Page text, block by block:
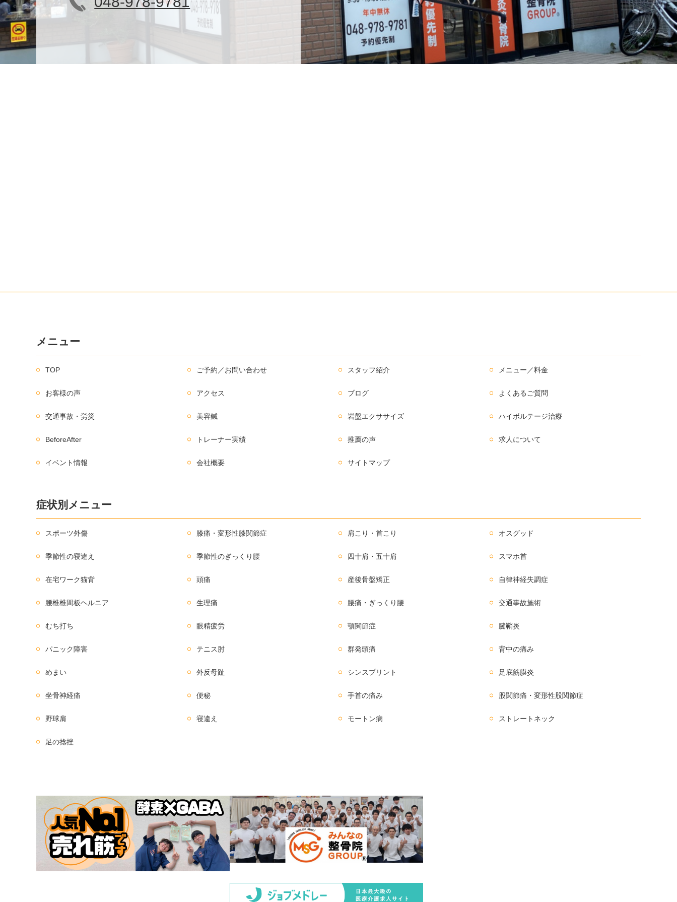
メニュー
TOP ご予約／お問い合わせ スタッフ紹介 メニュー／料金
お客様の声 アクセス ブログ よくあるご質問
交通事故・労災 美容鍼 岩盤エクササイズ ハイボルテージ治療
BeforeAfter トレーナー実績 推薦の声 求人について
イベント情報 会社概要 サイトマップ
症状別メニュー
スポーツ外傷 膝痛・変形性膝関節症 肩こり・首こり オスグッド
季節性の寝違え 季節性のぎっくり腰 四十肩・五十肩 スマホ首
在宅ワーク猫背 頭痛 産後骨盤矯正 自律神経失調症
腰椎椎間板ヘルニア 生理痛 腰痛・ぎっくり腰 交通事故施術
むち打ち 眼精疲労 顎関節症 腱鞘炎
パニック障害 テニス肘 群発頭痛 背中の痛み
めまい 外反母趾 シンスプリント 足底筋膜炎
坐骨神経痛 便秘 手首の痛み 股関節痛・変形性股関節症
野球肩 寝違え モートン病 ストレートネック
足の捻挫